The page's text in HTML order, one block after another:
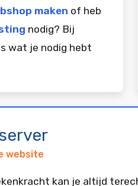
maken of heb
nodig? Bij
wat je nodig hebt
website
kan je altijd